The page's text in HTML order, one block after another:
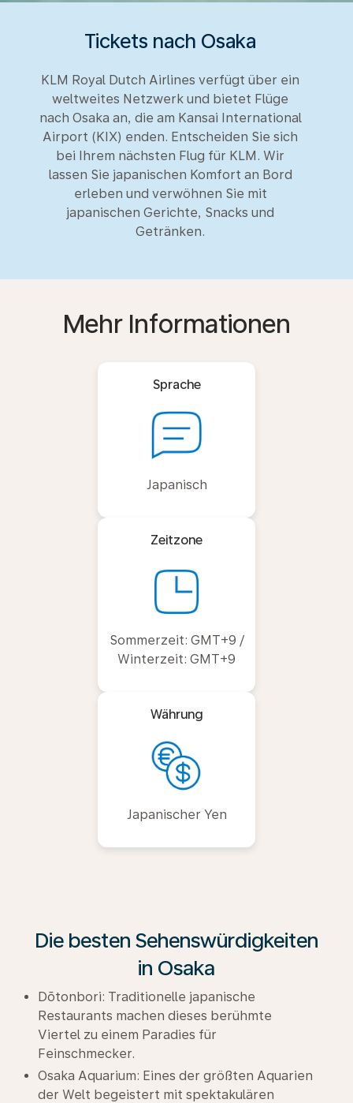
Tickets nach Osaka
KLM Royal Dutch Airlines verfügt über ein
weltweites Netzwerk und bietet Flüge
nach Osaka an, die am Kansai International
Airport (KIX) enden. Entscheiden Sie sich
bei Ihrem nächsten Flug für KLM. Wir
lassen Sie japanischen Komfort an Bord
erleben und verwöhnen Sie mit
japanischen Gerichte, Snacks und
Getränken.
Mehr Informationen
Sprache
Japanisch
Zeitzone
Sommerzeit: GMT+9 /
Winterzeit: GMT+9
Währung
Japanischer Yen
Die besten Sehenswürdigkeiten
in Osaka
Dōtonbori: Traditionelle japanische
Restaurants machen dieses berühmte
Viertel zu einem Paradies für
Feinschmecker.
Osaka Aquarium: Eines der größten Aquarien
der Welt begeistert mit spektakulären